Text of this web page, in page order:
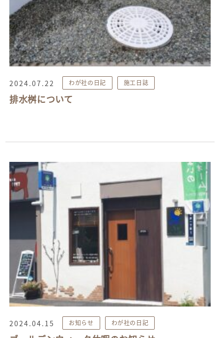
2024.07.22 わが社の日記 施工日誌
排水桝について
2024.04.15 お知らせ わが社の日記